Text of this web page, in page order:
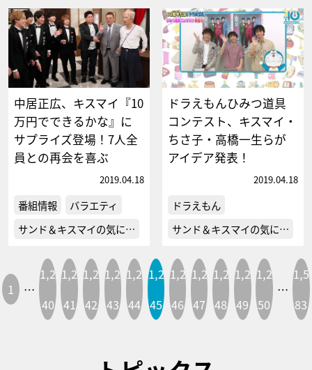
中居正広、キスマイ『10
万円でできるかな』に
サプライズ登場！7人全
員との再会を喜ぶ
2019.04.18
番組情報
バラエティ
サンド＆キスマイの気に…
ドラえもんひみつ道具
コンテスト、キスマイ・
ちさ子・高橋一生らが
アイデア発表！
2019.04.18
ドラえもん
サンド＆キスマイの気に…
1 …
1,2
40
1,2
41
1,2
42
1,2
43
1,2
44
1,2
45
1,2
46
1,2
47
1,2
48
1,2
49
1,2
50
…
1,5
83